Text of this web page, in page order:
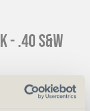
- .40 S&W
Art.46627